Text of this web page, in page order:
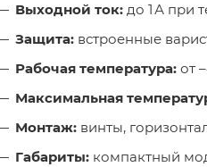
Выходной ток: до 1 А при
Защита: встроенные
Рабочая температура: от
Максимальная
Монтаж: винты,
Габариты: компактный